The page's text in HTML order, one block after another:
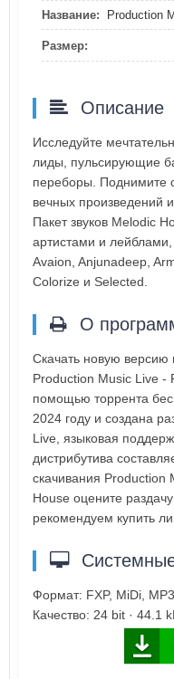
Название: Production
Размер:
Описание
Исследуйте
лиды, пульсирующие
переборы. Поднимите
вечных произведений
Пакет звуков Melodic
артистами и
Avaion, Anjunadeep,
Colorize и Selected.
О
Скачать новую версию
Production Music Live -
помощью торрента
2024 году и создана
Live, языковая
дистрибутива
скачивания Production
House оцените
рекомендуем купить
Формат: FXP, MiDi, MP3
Качество: 24 bit · 44.1